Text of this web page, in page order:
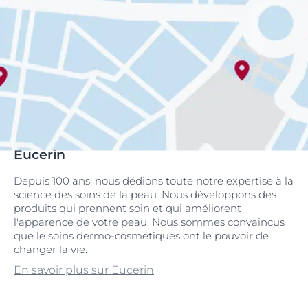
Eucerin
Depuis 100 ans, nous dédions toute notre expertise à la
science des soins de la peau. Nous développons des
produits qui prennent soin et qui améliorent
l'apparence de votre peau. Nous sommes convaincus
que le soins dermo-cosmétiques ont le pouvoir de
changer la vie.
En savoir plus sur Eucerin